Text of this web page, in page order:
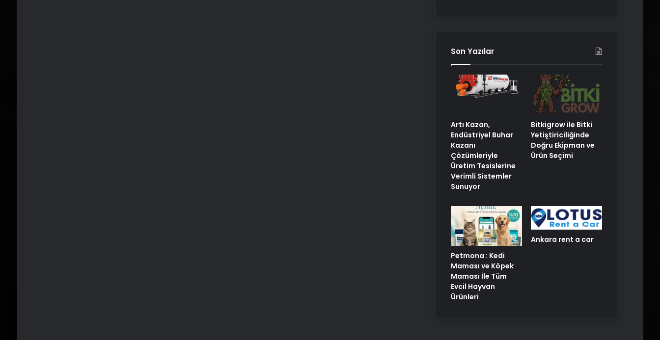
Son Yazılar
Artı Kazan,
Endüstriyel Buhar
Kazanı
Çözümleriyle
Üretim Tesislerine
Verimli Sistemler
Sunuyor
Bitkigrow ile Bitki
Yetiştiriciliğinde
Doğru Ekipman ve
Ürün Seçimi
Petmona : Kedi
Maması ve Köpek
Maması İle Tüm
Evcil Hayvan
Ürünleri
Ankara rent a car